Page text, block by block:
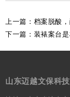
上一篇： 档案脱酸
下一篇： 装裱案台
山东迈越文保科